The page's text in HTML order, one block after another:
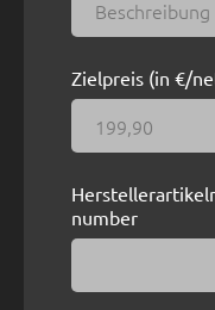
Zielpreis (in €/
number